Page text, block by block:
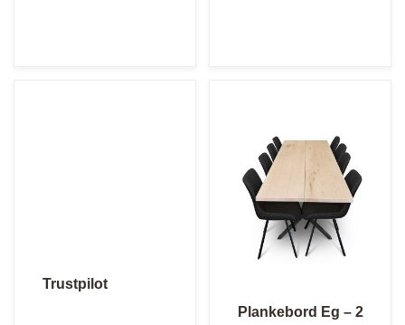
Trustpilot
Plankebord Eg – 2